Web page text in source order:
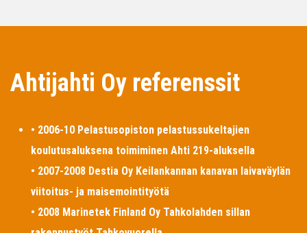
Ahtijahti Oy referenssit
• 2006-10 Pelastusopiston pelastussukeltajien
koulutusaluksena toimiminen Ahti 219-aluksella
• 2007-2008 Destia Oy Keilankannan kanavan laivaväylän
viitoitus- ja maisemointityötä
• 2008 Marinetek Finland Oy Tahkolahden sillan